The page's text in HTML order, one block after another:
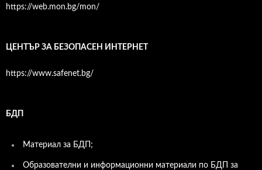
https://web.mon.bg/mon/
ЦЕНТЪР ЗА БЕЗОПАСЕН ИНТЕРНЕТ
https://www.safenet.bg/
БДП
Материал за БДП;
Образователни и информационни материали по БДП за